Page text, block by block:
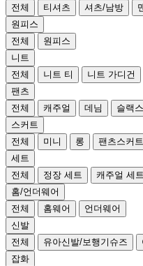
전체
티셔츠 셔츠/남방
원피스
전체
원피스
니트
전체
니트 티 니트 가디건
팬츠
전체
캐주얼 데님 슬랙스
스커트
전체
미니 롱
팬츠스커트
세트
전체
정장 세트
캐주얼 세트
홈/언더웨어
전체
홈웨어
언더웨어
신발
전체
유아신발/보행기슈즈
잡화